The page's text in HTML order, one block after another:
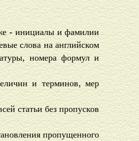
- инициалы и фамилии
слова на английском
номера формул и
и терминов, мер
статьи без пропусков
пропущенного